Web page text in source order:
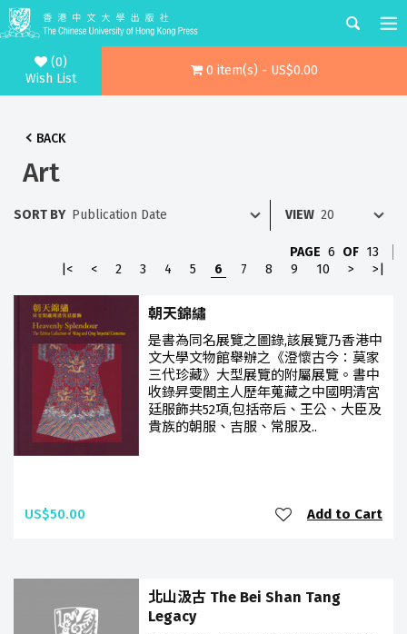
(0)
Wish List
0 item(s) - US$0.00
BACK
Art
SORT BY VIEW
PAGE 6 OF 13
|<
< 2 3 4 5 6 7 8 9 10 > >|
朝天錦繡
是書為同名展覽之圖錄,該展覽乃香港中
文大學文物館舉辦之《澄懷古今：莫家
三代珍藏》大型展覽的附屬展覽。書中
收錄昇雯閣主人歷年蒐藏之中國明清宮
廷服飾共52項,包括帝后、王公、大臣及
貴族的朝服、吉服、常服及..
US$50.00 Add to Cart
北山汲古 The Bei Shan Tang
Legacy